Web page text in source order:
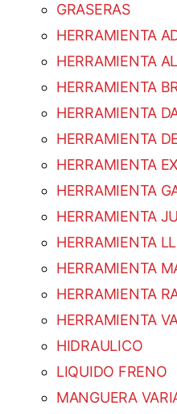
GRASERAS
HERRAMIENTA
HERRAMIENTA
HERRAMIENTA
HERRAMIENTA
HERRAMIENTA
HERRAMIENTA
HERRAMIENTA
HERRAMIENTA
HERRAMIENTA
HERRAMIENTA
HERRAMIENTA
HERRAMIENTA
HIDRAULICO
LIQUIDO FRENO
MANGUERA